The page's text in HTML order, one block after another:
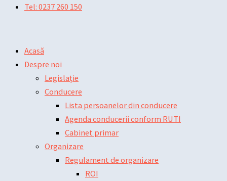
Tel: 0237 260 150
Acasă
Despre noi
Legislație
Conducere
Lista persoanelor din conducere
Agenda conducerii conform RUTI
Cabinet primar
Organizare
Regulament de organizare
ROI